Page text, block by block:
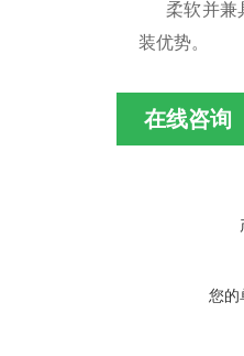
柔软并兼具
装优势。
在线咨询
您的